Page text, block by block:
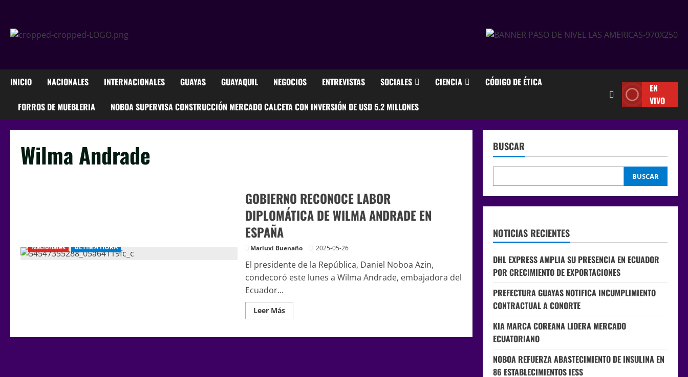
INICIO NACIONALES INTERNACIONALES GUAYAS GUAYAQUIL NEGOCIOS ENTREVISTAS SOCIALES CIENCIA CÓDIGO DE ÉTICA
FORROS DE MUEBLERIA NOBOA SUPERVISA CONSTRUCCIÓN MERCADO CALCETA CON INVERSIÓN DE USD 5.2 MILLONES
EN
VIVO
Wilma Andrade
Nacionales ÚLTIMA HORA
GOBIERNO RECONOCE LABOR
DIPLOMÁTICA DE WILMA ANDRADE EN
ESPAÑA
Mariuxi Buenaño 2025-05-26
El presidente de la República, Daniel Noboa Azin,
condecoró este lunes a Wilma Andrade, embajadora del
Ecuador...
Leer Más
BUSCAR
BUSCAR
NOTICIAS RECIENTES
DHL EXPRESS AMPLIA SU PRESENCIA EN ECUADOR
POR CRECIMIENTO DE EXPORTACIONES
PREFECTURA GUAYAS NOTIFICA INCUMPLIMIENTO
CONTRACTUAL A CONORTE
KIA MARCA COREANA LIDERA MERCADO
ECUATORIANO
NOBOA REFUERZA ABASTECIMIENTO DE INSULINA EN
86 ESTABLECIMIENTOS IESS